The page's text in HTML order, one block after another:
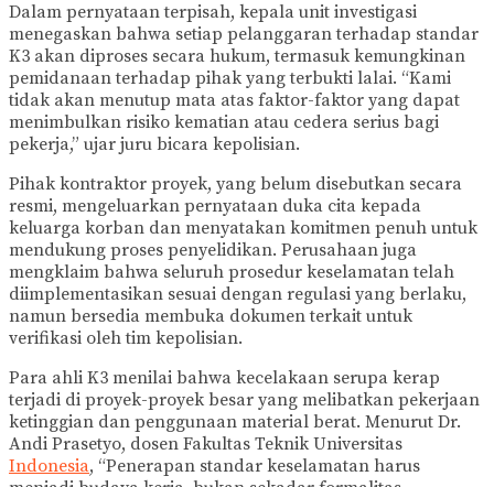
Dalam pernyataan terpisah, kepala unit investigasi
menegaskan bahwa setiap pelanggaran terhadap standar
K3 akan diproses secara hukum, termasuk kemungkinan
pemidanaan terhadap pihak yang terbukti lalai. “Kami
tidak akan menutup mata atas faktor-faktor yang dapat
menimbulkan risiko kematian atau cedera serius bagi
pekerja,” ujar juru bicara kepolisian.
Pihak kontraktor proyek, yang belum disebutkan secara
resmi, mengeluarkan pernyataan duka cita kepada
keluarga korban dan menyatakan komitmen penuh untuk
mendukung proses penyelidikan. Perusahaan juga
mengklaim bahwa seluruh prosedur keselamatan telah
diimplementasikan sesuai dengan regulasi yang berlaku,
namun bersedia membuka dokumen terkait untuk
verifikasi oleh tim kepolisian.
Para ahli K3 menilai bahwa kecelakaan serupa kerap
terjadi di proyek-proyek besar yang melibatkan pekerjaan
ketinggian dan penggunaan material berat. Menurut Dr.
Andi Prasetyo, dosen Fakultas Teknik Universitas
Indonesia, “Penerapan standar keselamatan harus